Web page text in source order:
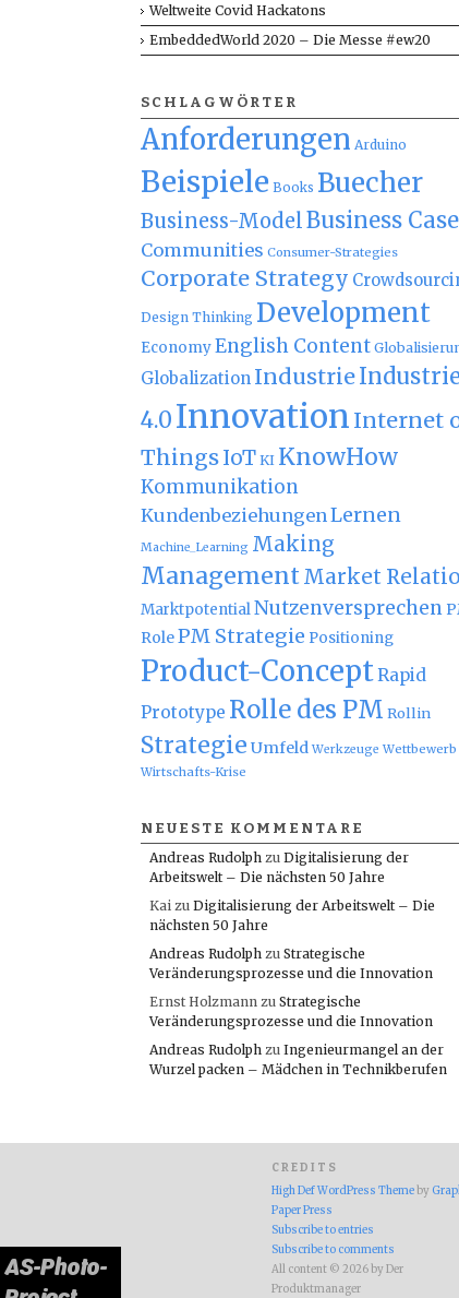
Weltweite Covid Hackatons
EmbeddedWorld 2020 – Die Messe #ew20
SCHLAGWÖRTER
Anforderungen Arduino
Beispiele Books Buecher
Business-Model Business Case
Communities Consumer-Strategies
Corporate Strategy
Design Thinking Development
EconomyEnglish Content
Globalization Industrie
4.0Innovation Internet
ThingsIoT KI KnowHow
Kommunikation
Kundenbeziehungen Lernen
Machine_Learning Making
Management Market
MarktpotentialNutzenversprechen
RolePM Strategie Positioning
Product-ConceptRapid
Prototype Rolle des PM Rollin
Strategie Umfeld Werkzeuge Wettbewerb
Wirtschafts-Krise
NEUESTE KOMMENTARE
Andreas Rudolph zu Digitalisierung der
Arbeitswelt – Die nächsten 50 Jahre
Kai zu Digitalisierung der Arbeitswelt – Die
nächsten 50 Jahre
Andreas Rudolph zu Strategische
Veränderungsprozesse und die Innovation
Ernst Holzmann zu Strategische
Veränderungsprozesse und die Innovation
Andreas Rudolph zu Ingenieurmangel an der
Wurzel packen – Mädchen in Technikberufen
CREDITS
High Def WordPress Theme by
Paper Press
Subscribe to entries
Subscribe to comments
All content © 2026 by Der
Produktmanager